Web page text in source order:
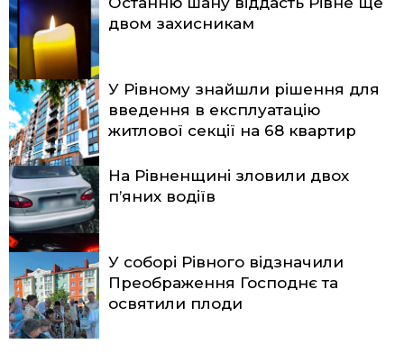
двом захисникам
У Рівному знайшли рішення для
введення в експлуатацію
житлової секції на 68 квартир
На Рівненщині зловили двох
п’яних водіїв
У соборі Рівного відзначили
Преображення Господнє та
освятили плоди